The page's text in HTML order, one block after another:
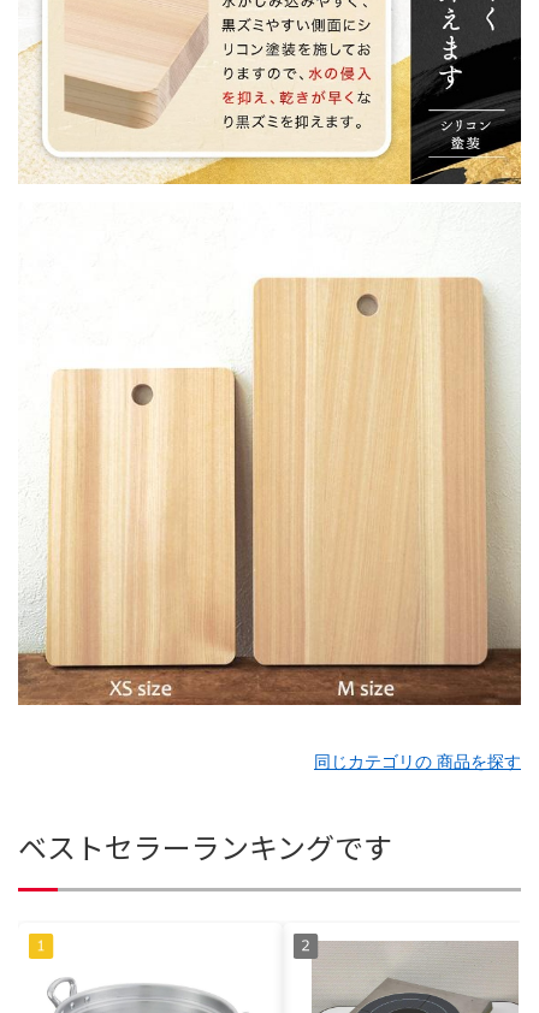
同じカテゴリの 商品を探す
ベストセラーランキングです